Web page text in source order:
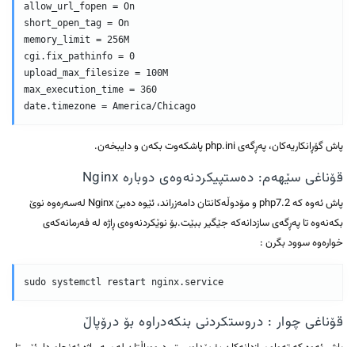
allow_url_fopen = On
short_open_tag = On
memory_limit = 256M
cgi.fix_pathinfo = 0
upload_max_filesize = 100M
max_execution_time = 360
پاش گۆڕانکاریەکان، پەڕگەی php.ini پاشکەوت بکەن و دایبخەن.
قۆناغی سێهەم: دەستپیکردنەوەی دوبارە Nginx
پاش ئەوە کە php7.2 و مۆدوڵەکانتان دامەزراند، ئێوە دەبێ Nginx لەسەرەوە نوێ
بکەنەوە تا پەڕگەی سازدانەکە جێگیر ببێت.بۆ نوێکردنەوەی ڕاژە لە فەرمانەکەی
خوارەوە سوود بگرن :
قۆناغی چوار : دروستکردنی بنکەدراوە بۆ درۆپاڵ